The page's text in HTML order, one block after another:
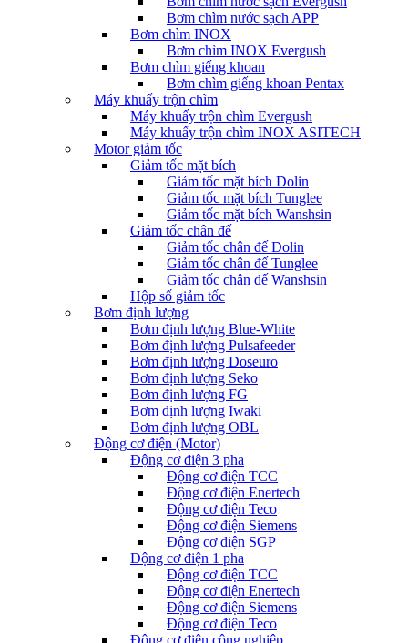
Bơm chìm nước sạch APP
Bơm chìm INOX
Bơm chìm INOX Evergush
Bơm chìm giếng khoan
Bơm chìm giếng khoan Pentax
Máy khuấy trộn chìm
Máy khuấy trộn chìm Evergush
Máy khuấy trộn chìm INOX ASITECH
Motor giảm tốc
Giảm tốc mặt bích
Giảm tốc mặt bích Dolin
Giảm tốc mặt bích Tunglee
Giảm tốc mặt bích Wanshsin
Giảm tốc chân đế
Giảm tốc chân đế Dolin
Giảm tốc chân đế Tunglee
Giảm tốc chân đế Wanshsin
Hộp số giảm tốc
Bơm định lượng
Bơm định lượng Blue-White
Bơm định lượng Pulsafeeder
Bơm định lượng Doseuro
Bơm định lượng Seko
Bơm định lượng FG
Bơm định lượng Iwaki
Bơm định lượng OBL
Động cơ điện (Motor)
Động cơ điện 3 pha
Động cơ điện TCC
Động cơ điện Enertech
Động cơ điện Teco
Động cơ điện Siemens
Động cơ điện SGP
Động cơ điện 1 pha
Động cơ điện TCC
Động cơ điện Enertech
Động cơ điện Siemens
Động cơ điện Teco
Động cơ điện công nghiệp